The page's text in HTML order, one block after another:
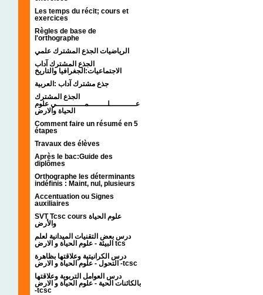
Les temps du récit; cours et
exercices
Règles de base de
l'orthographe
الرياضيات الجذع المشترك علمي
الجذع المشترك آداب
الاجتماعيات:الجغرافيا والتاريخ
جذع مشترك آداب :العربية
الجذع المشترك
عـــــــــــلــــــــمــــــــــــي علوم
الحياة والارض
Comment faire un résumé en 5
étapes
Travaux des élèves
Après le bac:Guide des
diplômes
Orthographe les déterminants
indéfinis : Maint, nul, plusieurs
Accentuation ou Signes
auxiliaires
SVT Tcsc cours علوم الحياة
والأرض
درس بعض التقنيات الميدانية لعلم
البيئة - علوم الحياة و الارض tcs
درس الكرانيتية وعلاقتها بظاهرة
التحول - علوم الحياة و الارض -tcsc
درس العوامل التربوية وعلاقتها
بالكائنات الحية - علوم الحياة و الارض
-tcsc